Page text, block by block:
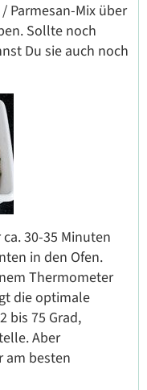
Parmesan-Mix über
Sollte noch
Du sie auch noch
30-35 Minuten
in den Ofen.
Thermometer
die optimale
bis 75 Grad,
Aber
am besten